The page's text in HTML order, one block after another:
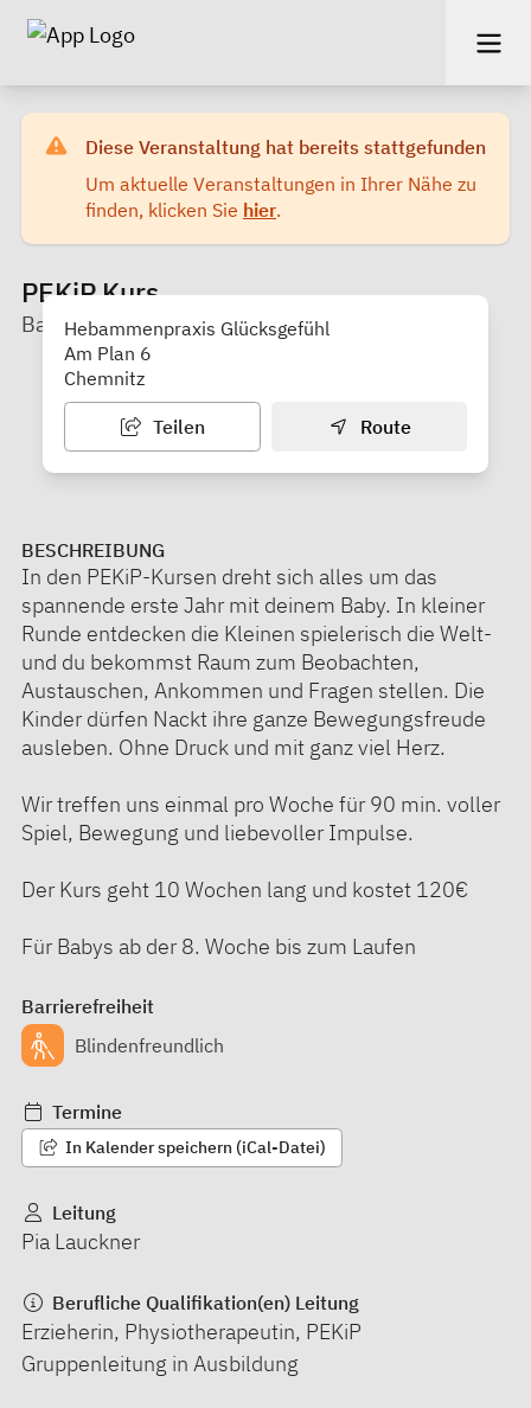
Diese Veranstaltung hat bereits stattgefunden
Um aktuelle Veranstaltungen in Ihrer Nähe zu
finden, klicken Sie hier.
PEKiP Kurs
Baby-move
Hebammenpraxis Glücksgefühl
Am Plan 6
Chemnitz
Teilen Route
BESCHREIBUNG
In den PEKiP-Kursen dreht sich alles um das
spannende erste Jahr mit deinem Baby. In kleiner
Runde entdecken die Kleinen spielerisch die Welt-
und du bekommst Raum zum Beobachten,
Austauschen, Ankommen und Fragen stellen. Die
Kinder dürfen Nackt ihre ganze Bewegungsfreude
ausleben. Ohne Druck und mit ganz viel Herz.
Wir treffen uns einmal pro Woche für 90 min. voller
Spiel, Bewegung und liebevoller Impulse.
Der Kurs geht 10 Wochen lang und kostet 120€
Für Babys ab der 8. Woche bis zum Laufen
Barrierefreiheit
Blindenfreundlich
Termine
In Kalender speichern (iCal-Datei)
Leitung
Pia Lauckner
Berufliche Qualifikation(en) Leitung
Erzieherin, Physiotherapeutin, PEKiP
Gruppenleitung in Ausbildung